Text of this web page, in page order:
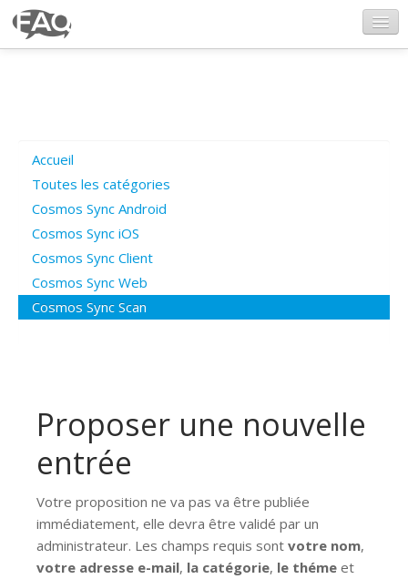
Poser une question
Questions ouvertes
Connexion
Accueil
Toutes les catégories
Cosmos Sync Android
Cosmos Sync iOS
Cosmos Sync Client
Cosmos Sync Web
Cosmos Sync Scan
Proposer une nouvelle
entrée
Votre proposition ne va pas va être publiée
immédiatement, elle devra être validé par un
administrateur. Les champs requis sont votre nom,
votre adresse e-mail, la catégorie, le théme et